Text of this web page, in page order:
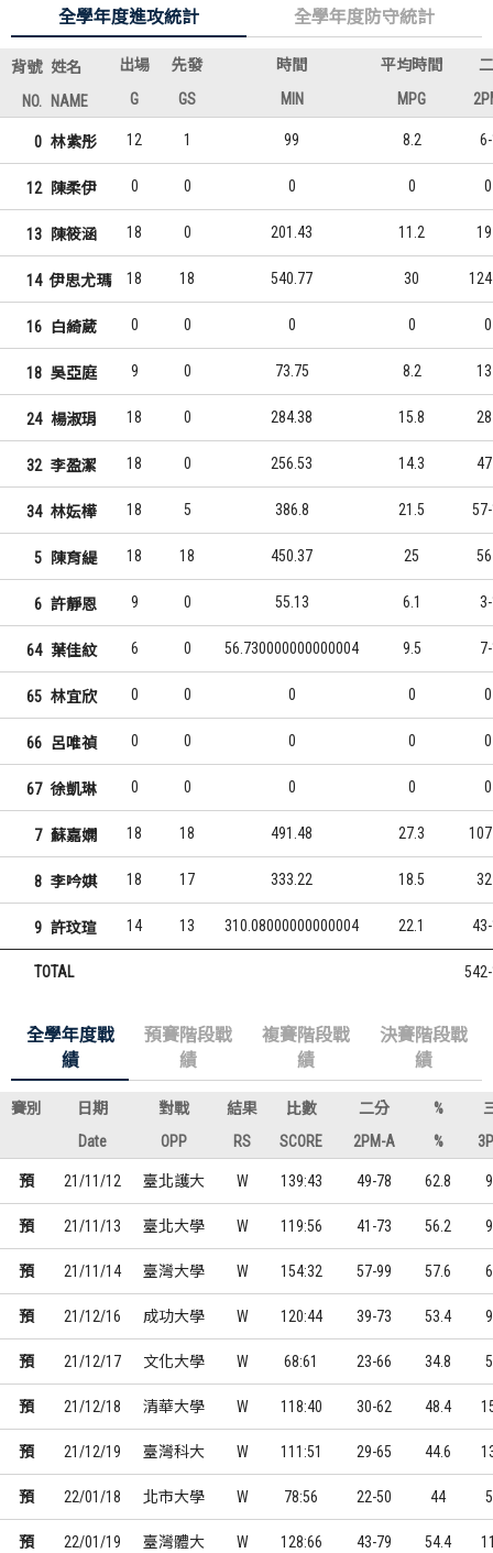
全學年度進攻統計 全學年度防守統計
背號 姓名 出場 先發 時間 平均時間
NO. NAME G GS MIN MPG
0 林紫彤 12 1 99 8.2
12 陳柔伊 0 0 0 0
13 陳筱涵 18 0 201.43 11.2
14 伊思尤瑪 18 18 540.77 30
16 白綺葳 0 0 0 0
18 吳亞庭 9 0 73.75 8.2
24 楊淑琄 18 0 284.38 15.8
32 李盈潔 18 0 256.53 14.3
34 林妘樺 18 5 386.8 21.5
5 陳育緹 18 18 450.37 25
6 許靜恩 9 0 55.13 6.1
64 葉佳紋 6 0 56.730000000000004 9.5
65 林宜欣 0 0 0 0
66 呂唯禎 0 0 0 0
67 徐凱琳 0 0 0 0
7 蘇嘉嫻 18 18 491.48 27.3
8 李吟娸 18 17 333.22 18.5
9 許玟瑄 14 13 310.08000000000004 22.1
TOTAL
全學年度戰
績
預賽階段戰
績
複賽階段戰
績
決賽階段戰
績
賽別 日期 對戰 結果 比數 二分 %
Date
OPP RS SCORE 2PM-A %
預 21/11/12 臺北護大 W 139:43 49-78 62.8
預 21/11/13 臺北大學 W 119:56 41-73 56.2
預 21/11/14 臺灣大學 W 154:32 57-99 57.6
預 21/12/16 成功大學 W 120:44 39-73 53.4
預 21/12/17 文化大學 W 68:61 23-66 34.8
預 21/12/18 清華大學 W 118:40 30-62 48.4
預 21/12/19 臺灣科大 W 111:51 29-65 44.6
預 22/01/18 北市大學 W 78:56 22-50 44
預 22/01/19 臺灣體大 W 128:66 43-79 54.4